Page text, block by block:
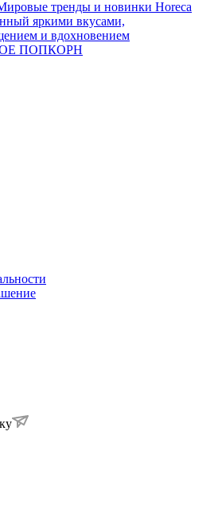
тренды и новинки Horeca
яркими вкусами,
и вдохновением
ПОПКОРН